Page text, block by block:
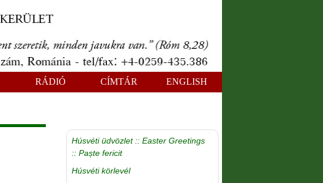
RÁDIÓ CÍMTÁR ENGLISH
Húsvéti üdvözlet :: Easter Greetings
:: Paște fericit
Húsvéti körlevél